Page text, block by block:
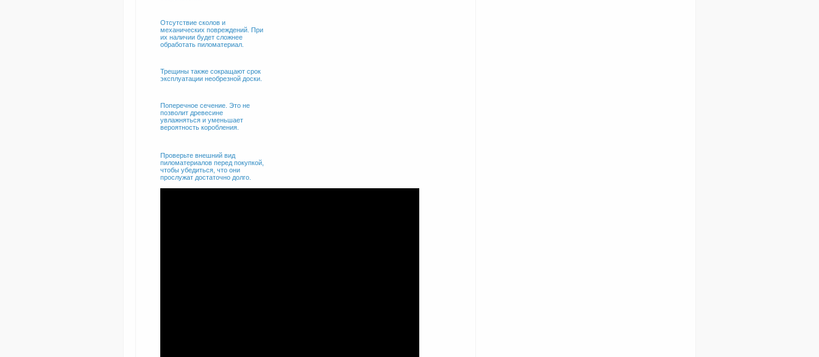
Отсутствие сколов и
механических повреждений. При
их наличии будет сложнее
обработать пиломатериал.
Трещины также сокращают срок
эксплуатации необрезной доски.
Поперечное сечение. Это не
позволит древесине
увлажняться и уменьшает
вероятность коробления.
Проверьте внешний вид
пиломатериалов перед покупкой,
чтобы убедиться, что они
прослужат достаточно долго.